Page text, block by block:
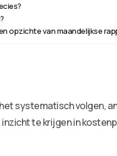
opzichte van maandelijkse
systematisch volgen,
te krijgen in